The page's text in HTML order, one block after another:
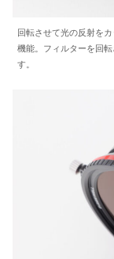
回転させて光の反射を
機能。フィルターを回
す。